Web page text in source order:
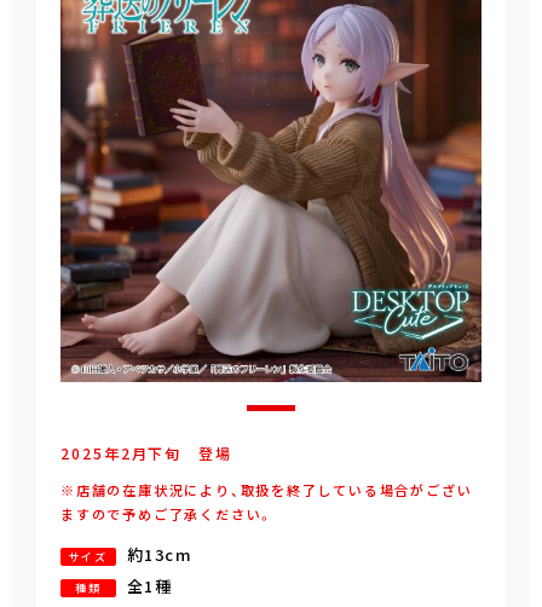
2025年2月下旬 登場
※店舗の在庫状況により、取扱を終了している場合がござい
ますので予めご了承ください。
サイズ 約13cm
種類 全1種